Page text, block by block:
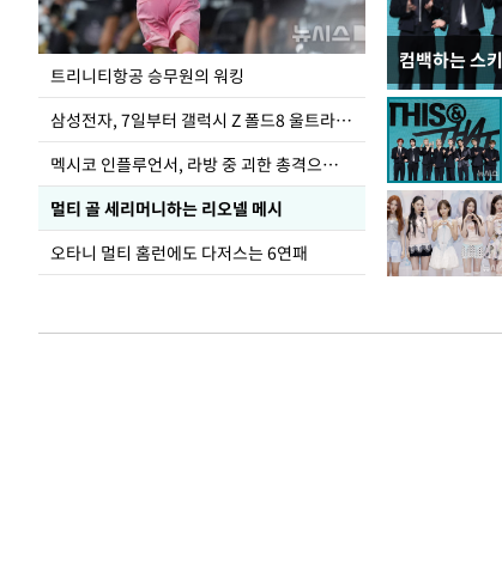
트리니티항공 승무원의 워킹
삼성전자, 7일부터 갤럭시 Z 폴드8 울트라·폴드8·플립8 출시
멕시코 인플루언서, 라방 중 괴한 총격으로 사망
멀티 골 세리머니하는 리오넬 메시
오타니 멀티 홈런에도 다저스는 6연패
컴백하는 스
입추 하루
폭염